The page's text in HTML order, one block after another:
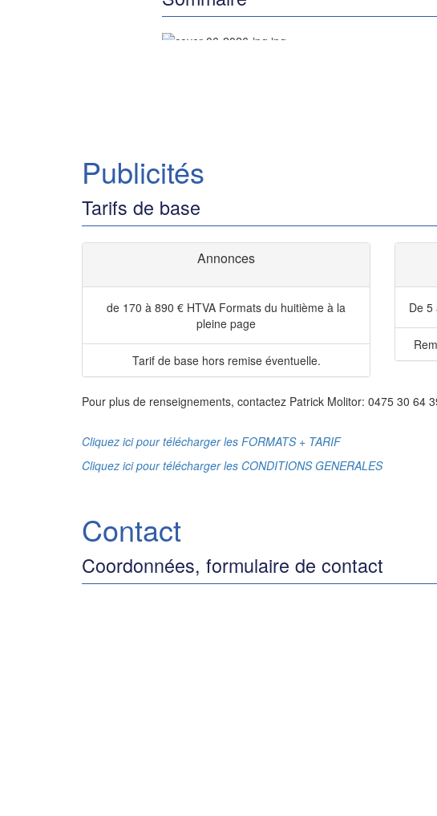
Publicités
Tarifs de base
Annonces
de 170 à 890 € HTVA Formats du huitième à la
pleine page
Tarif de base hors remise éventuelle.
De 5
Pour plus de renseignements, contactez Patrick Molitor: 0475 30 64
Cliquez ici pour télécharger les FORMATS + TARIF
Cliquez ici pour télécharger les CONDITIONS GENERALES
Contact
Coordonnées, formulaire de contact